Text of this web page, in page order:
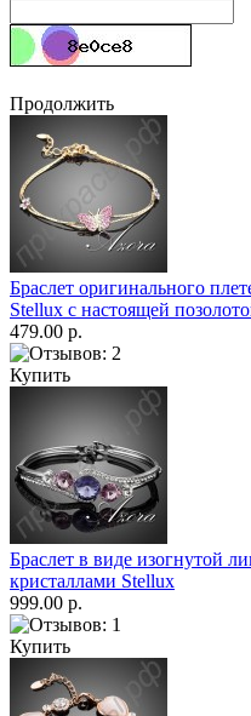
Продолжить
Браслет оригинального
Stellux с настоящей
479.00 р.
Купить
Браслет в виде изогнутой
кристаллами Stellux
999.00 р.
Купить